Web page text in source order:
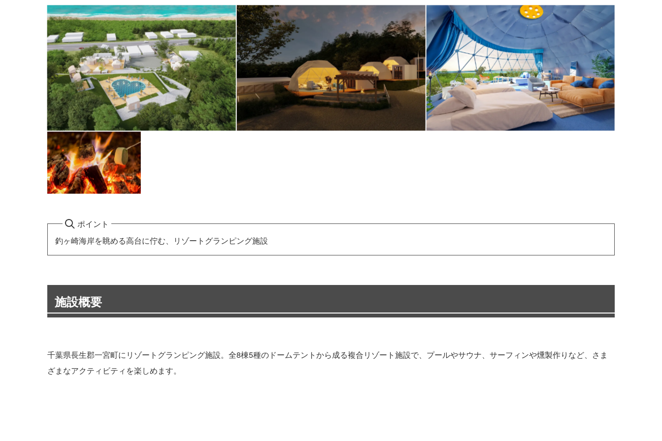
ポイント
釣ヶ崎海岸を眺める高台に佇む、リゾートグランピング施設
施設概要
千葉県長生郡一宮町にリゾートグランピング施設。全8棟5種のドームテントから成る複合リゾート施設で、プールやサウナ、サーフィンや燻製作りなど、さま
ざまなアクティビティを楽しめます。